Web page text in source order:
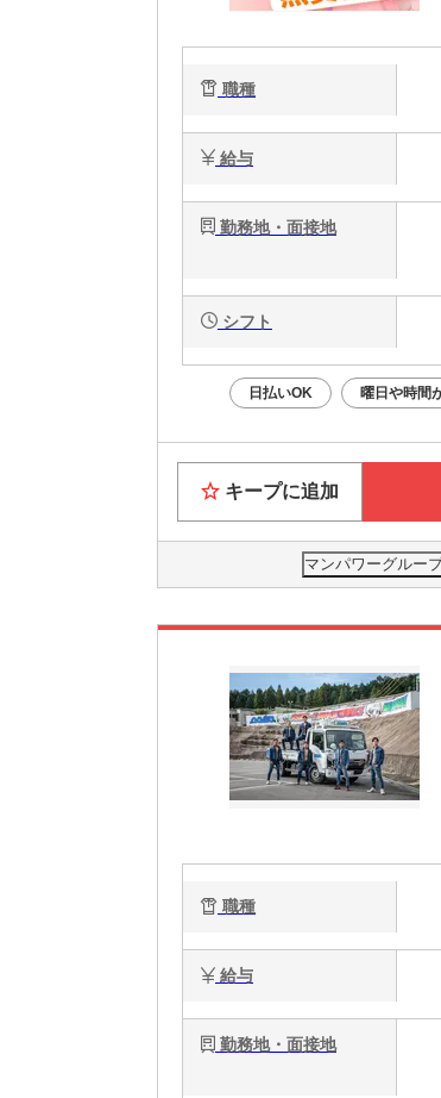
職種
給与
勤務地・面接地
シフト
日払いOK 曜日や時間
キープに追加
マンパワーグルー
職種
給与
勤務地・面接地